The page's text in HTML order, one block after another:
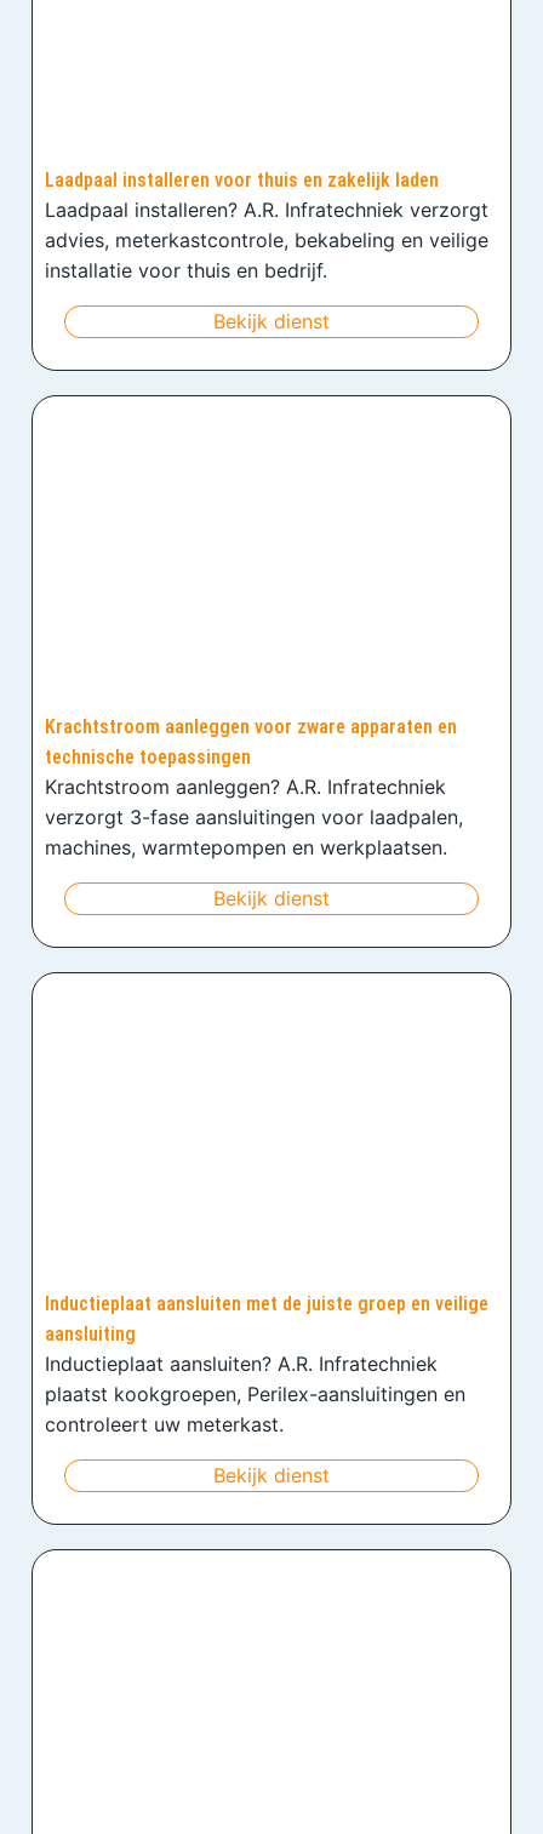
Laadpaal installeren voor thuis en zakelijk laden
Laadpaal installeren? A.R. Infratechniek verzorgt
advies, meterkastcontrole, bekabeling en veilige
installatie voor thuis en bedrijf.
Bekijk dienst
Krachtstroom aanleggen voor zware apparaten en
technische toepassingen
Krachtstroom aanleggen? A.R. Infratechniek
verzorgt 3-fase aansluitingen voor laadpalen,
machines, warmtepompen en werkplaatsen.
Bekijk dienst
Inductieplaat aansluiten met de juiste groep en veilige
aansluiting
Inductieplaat aansluiten? A.R. Infratechniek
plaatst kookgroepen, Perilex-aansluitingen en
controleert uw meterkast.
Bekijk dienst